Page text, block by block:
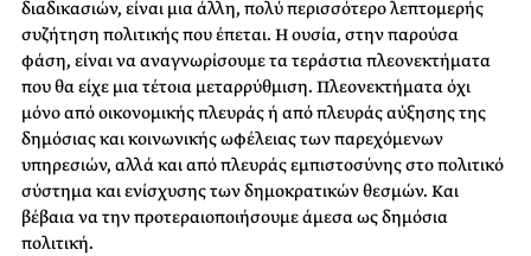
διαδικασιών, είναι μια άλλη, πολύ περισσότερο λεπτομερής
συζήτηση πολιτικής που έπεται. Η ουσία, στην παρούσα
φάση, είναι να αναγνωρίσουμε τα τεράστια πλεονεκτήματα
που θα είχε μια τέτοια μεταρρύθμιση. Πλεονεκτήματα όχι
μόνο από οικονομικής πλευράς ή από πλευράς αύξησης της
δημόσιας και κοινωνικής ωφέλειας των παρεχόμενων
υπηρεσιών, αλλά και από πλευράς εμπιστοσύνης στο πολιτικό
σύστημα και ενίσχυσης των δημοκρατικών θεσμών. Και
βέβαια να την προτεραιοποιήσουμε άμεσα ως δημόσια
πολιτική.